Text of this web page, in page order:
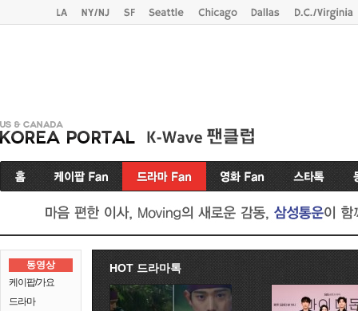
동영상
케이팝/가요
드라마
HOT 드라마톡